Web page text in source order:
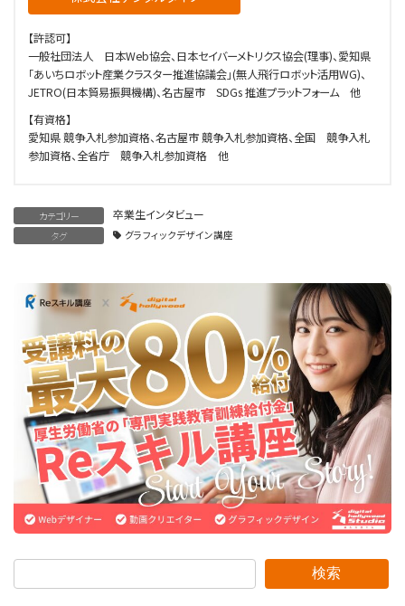
【許認可】
一般社団法人 日本Web協会、日本セイバーメトリクス協会(理事)、愛知県
「あいちロボット産業クラスター推進協議会」(無人飛行ロボット活用WG)、
JETRO(日本貿易振興機構)、名古屋市 SDGs 推進プラットフォーム 他
【有資格】
愛知県 競争入札参加資格、名古屋市 競争入札参加資格、全国 競争入札
参加資格、全省庁 競争入札参加資格 他
カテゴリー 卒業生インタビュー
タグ グラフィックデザイン講座
検索